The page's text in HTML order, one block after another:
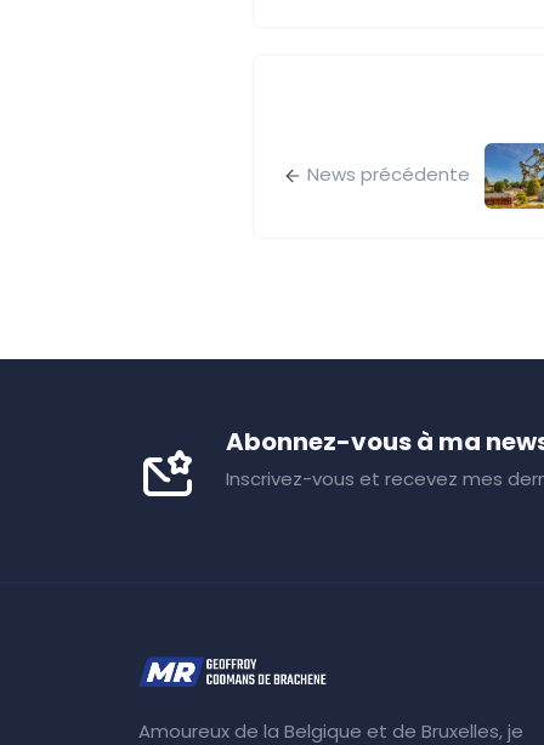
News précédente
Abonnez-vous à ma
Inscrivez-vous et recevez mes
Amoureux de la Belgique et de Bruxelles, je